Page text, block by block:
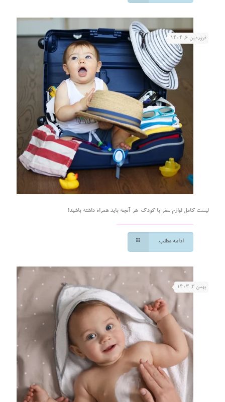
فروردین ۶, ۱۴۰۴
لیست کامل لوازم سفر با کودک: هر آنچه باید همراه داشته باشید!
ادامه مطلب
بهمن ۳, ۱۴۰۳